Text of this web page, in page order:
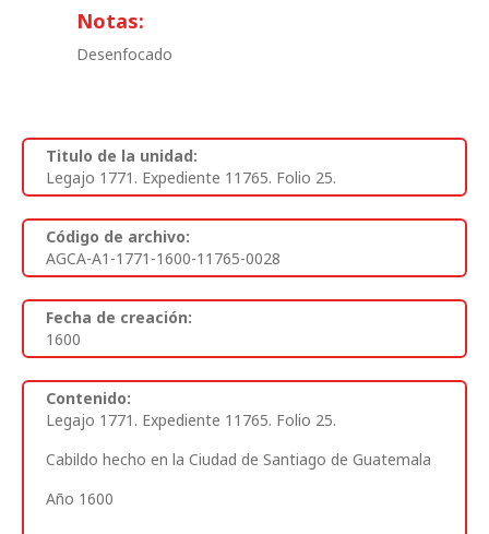
Notas:
Desenfocado
Titulo de la unidad:
Legajo 1771. Expediente 11765. Folio 25.
Código de archivo:
AGCA-A1-1771-1600-11765-0028
Fecha de creación:
1600
Contenido:
Legajo 1771. Expediente 11765. Folio 25.
Cabildo hecho en la Ciudad de Santiago de Guatemala
Año 1600